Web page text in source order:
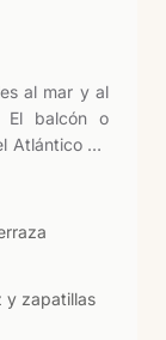
al mar y al
El balcón o
sin
directa al
y carta de
y zapatillas